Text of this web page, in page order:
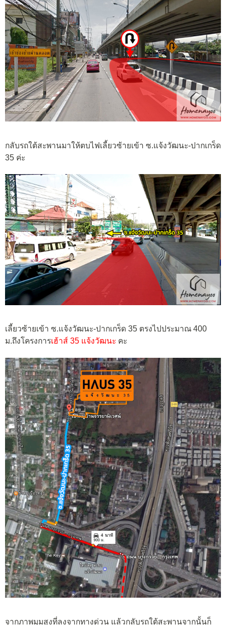
กลับรถใต้สะพานมาให้ตบไฟเลี้ยวซ้ายเข้า ซ.แจ้งวัฒนะ-ปากเกร็ด
35 ค่ะ
เลี้ยวซ้ายเข้า ซ.แจ้งวัฒนะ-ปากเกร็ด 35 ตรงไปประมาณ 400
ม.ถึงโครงการเฮ้าส์ 35 แจ้งวัฒนะ คะ
จากภาพมุมสูงที่ลงจากทางด่วน แล้วกลับรถใต้สะพานจากนั้นก็